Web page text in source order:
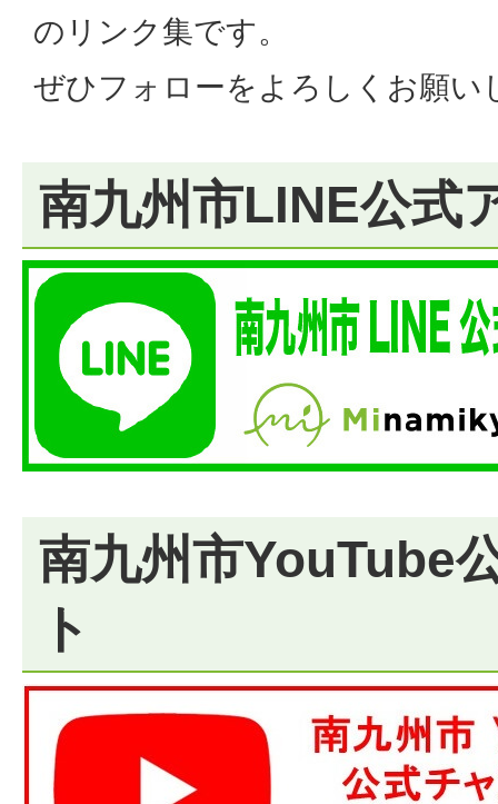
のリンク集です。
ぜひフォローをよろしくお願い
南九州市LINE公式
南九州市YouTube
ト